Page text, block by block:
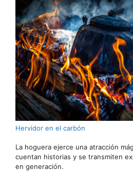
Hervidor en el carbón
La hoguera ejerce una atracción
cuentan historias y se transmiten
en generación.